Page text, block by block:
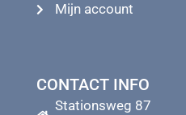
Mijn account
CONTACT INFO
Stationsweg 87